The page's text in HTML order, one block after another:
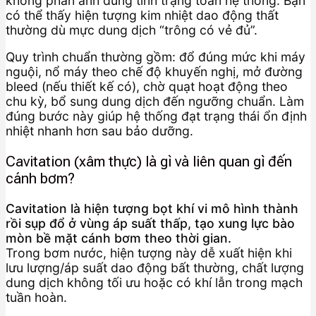
có thể thấy hiện tượng kim nhiệt dao động thất
thường dù mực dung dịch “trông có vẻ đủ”.
Quy trình chuẩn thường gồm: đổ đúng mức khi máy
nguội, nổ máy theo chế độ khuyến nghị, mở đường
bleed (nếu thiết kế có), chờ quạt hoạt động theo
chu kỳ, bổ sung dung dịch đến ngưỡng chuẩn. Làm
đúng bước này giúp hệ thống đạt trạng thái ổn định
nhiệt nhanh hơn sau bảo dưỡng.
Cavitation (xâm thực) là gì và liên quan gì đến
cánh bơm?
Cavitation là hiện tượng bọt khí vi mô hình thành
rồi sụp đổ ở vùng áp suất thấp, tạo xung lực bào
mòn bề mặt cánh bơm theo thời gian.
Trong bơm nước, hiện tượng này dễ xuất hiện khi
lưu lượng/áp suất dao động bất thường, chất lượng
dung dịch không tối ưu hoặc có khí lẫn trong mạch
tuần hoàn.